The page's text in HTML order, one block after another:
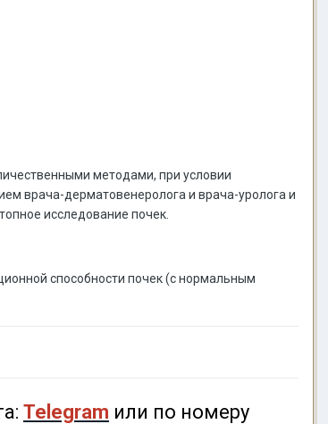
методами, при условии
врача-дерматовенеролога и врача-уролога и
исследование почек.
способности почек (с нормальным
Telegram или по номеру